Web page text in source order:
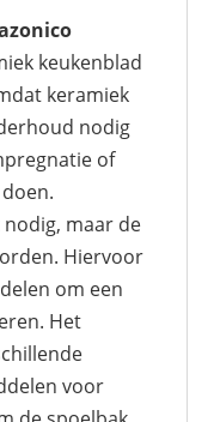
keukenblad
keramiek
nodig
of
maar de
Hiervoor
om een
Het
voor